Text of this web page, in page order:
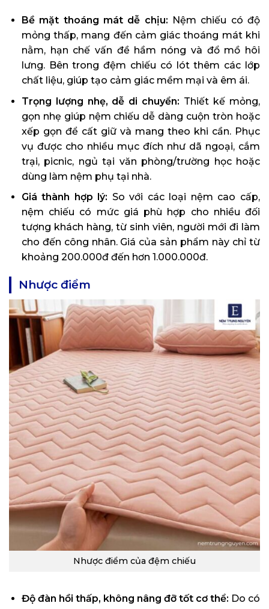
Bề mặt thoáng mát dễ chịu: Nệm chiếu có độ
mỏng thấp, mang đến cảm giác thoáng mát khi
nằm, hạn chế vấn đề hầm nóng và đổ mồ hôi
lưng. Bên trong đệm chiếu có lót thêm các lớp
chất liệu, giúp tạo cảm giác mềm mại và êm ái.
Trọng lượng nhẹ, dễ di chuyển: Thiết kế mỏng,
gọn nhẹ giúp nệm chiếu dễ dàng cuộn tròn hoặc
xếp gọn để cất giữ và mang theo khi cần. Phục
vụ được cho nhiều mục đích như dã ngoại, cắm
trại, picnic, ngủ tại văn phòng/trường học hoặc
dùng làm nệm phụ tại nhà.
Giá thành hợp lý: So với các loại nệm cao cấp,
nệm chiếu có mức giá phù hợp cho nhiều đối
tượng khách hàng, từ sinh viên, người mới đi làm
cho đến công nhân. Giá của sản phẩm này chỉ từ
khoảng 200.000đ đến hơn 1.000.000đ.
Nhược điểm
Nhược điểm của đệm chiếu
Độ đàn hồi thấp, không nâng đỡ tốt cơ thể: Do có